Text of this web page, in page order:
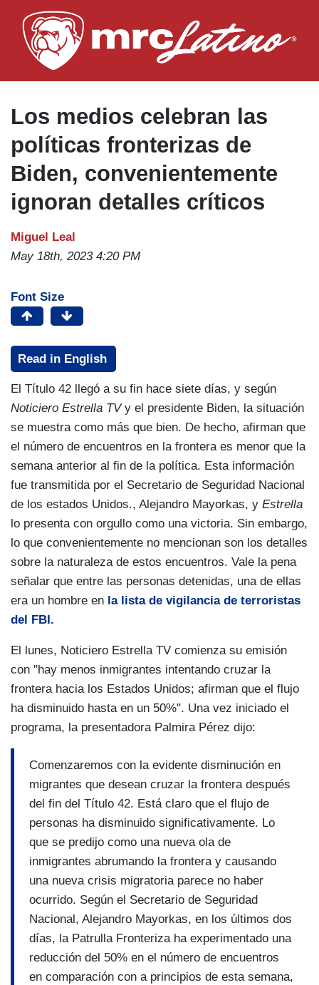
to
main
Los medios celebran las
políticas fronterizas de
Biden, convenientemente
ignoran detalles críticos
Miguel Leal
May 18th, 2023 4:20 PM
Font Size
Read in English
El Título 42 llegó a su fin hace siete días, y según
Noticiero Estrella TVy el presidente Biden, la situación
se muestra como más que bien. De hecho, afirman que
el número de encuentros en la frontera es menor que la
semana anterior al fin de la política. Esta información
fue transmitida por el Secretario de Seguridad Nacional
de los estados Unidos., Alejandro Mayorkas, y Estrella
lo presenta con orgullo como una victoria. Sin embargo,
lo que convenientemente no mencionan son los detalles
sobre la naturaleza de estos encuentros. Vale la pena
señalar que entre las personas detenidas, una de ellas
era un hombre en la lista de vigilancia de terroristas
del FBI.
El lunes, Noticiero Estrella TV comienza su emisión
con "hay menos inmigrantes intentando cruzar la
frontera hacia los Estados Unidos; afirman que el flujo
ha disminuido hasta en un 50%". Una vez iniciado el
programa, la presentadora Palmira Pérez dijo:
Comenzaremos con la evidente disminución en
migrantes que desean cruzar la frontera después
del fin del Título 42. Está claro que el flujo de
personas ha disminuido significativamente. Lo
que se predijo como una nueva ola de
inmigrantes abrumando la frontera y causando
una nueva crisis migratoria parece no haber
ocurrido. Según el Secretario de Seguridad
Nacional, Alejandro Mayorkas, en los últimos dos
días, la Patrulla Fronteriza ha experimentado una
reducción del 50% en el número de encuentros
en comparación con a principios de esta semana,